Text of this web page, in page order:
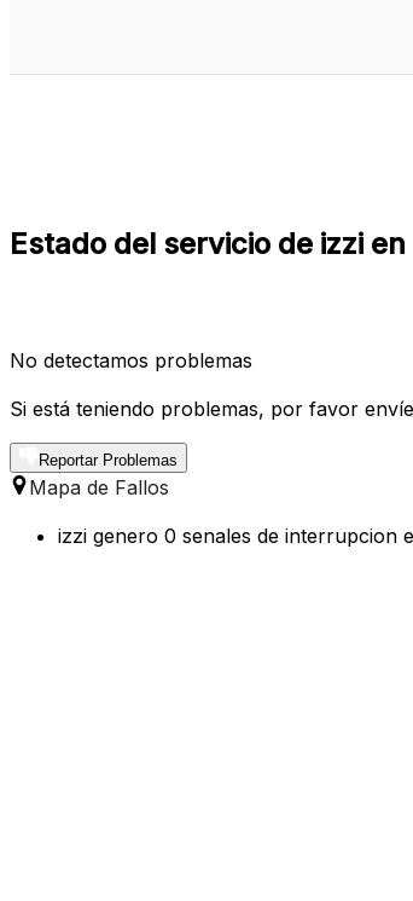
Estado del servicio de izzi
No detectamos problemas
Si está teniendo problemas, por favor
Reportar Problemas
Mapa de Fallos
izzi genero 0 senales de interrupcion